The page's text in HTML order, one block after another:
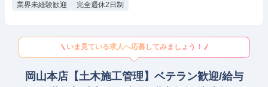
業界未経験歓迎 完全週休2日制
いま見ている求人へ応募してみましょう！
岡山本店【土木施工管理】ベテラン歓迎/給与